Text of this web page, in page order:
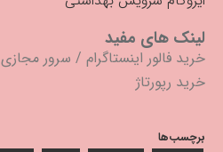
لینک های مفید
خرید فالور اینستاگرام / سرور مجازی
خرید رپورتاژ
برچسب‌ها